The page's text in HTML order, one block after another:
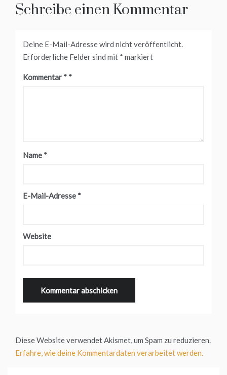
Schreibe einen Kommentar
Deine E-Mail-Adresse wird nicht veröffentlicht.
Erforderliche Felder sind mit * markiert
Kommentar *
Name *
E-Mail-Adresse *
Website
Diese Website verwendet Akismet, um Spam zu reduzieren.
Erfahre, wie deine Kommentardaten verarbeitet werden.